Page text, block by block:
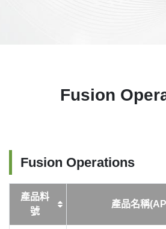
Fusion
Fusion Operations
產品料
號
產品名稱